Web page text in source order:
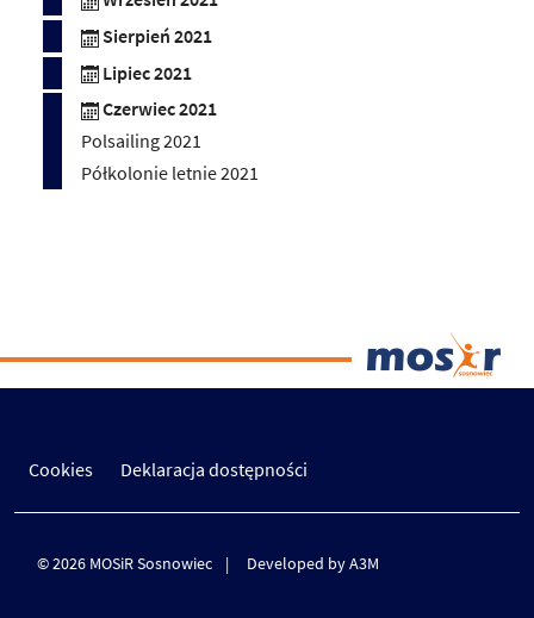
Sierpień 2021
Lipiec 2021
Czerwiec 2021
Polsailing 2021
Półkolonie letnie 2021
Cookies Deklaracja dostępności
© 2026 MOSiR Sosnowiec Developed by A3M